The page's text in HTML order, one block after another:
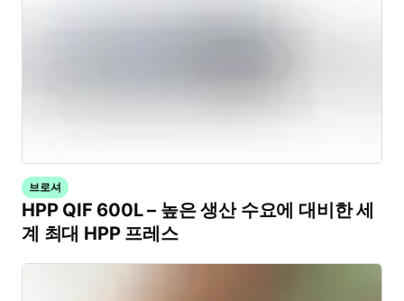
브로셔
HPP QIF 600L – 높은 생산 수요에 대비한 세
계 최대 HPP 프레스